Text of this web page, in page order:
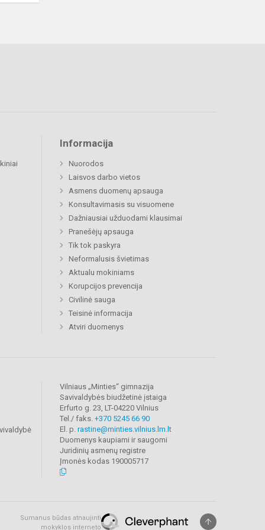
Informacija
Nuorodos
Laisvos darbo vietos
Asmens duomenų apsauga
Konsultavimasis su visuomene
Dažniausiai užduodami klausimai
Pranešėjų apsauga
Tik tok paskyra
Neformalusis švietimas
Aktualu mokiniams
Korupcijos prevencija
Civilinė sauga
Teisinė informacija
Atviri duomenys
Vilniaus „Minties“ gimnazija
Savivaldybės biudžetinė įstaiga
Erfurto g. 23, LT-04220 Vilnius
Tel./ faks. +370 5245 66 90
El. p. rastine@minties.vilnius.lm.lt
Duomenys kaupiami ir saugomi
Juridinių asmenų registre
Įmonės kodas 190005717
Sumanus būdas atnaujinti
mokyklos interneto